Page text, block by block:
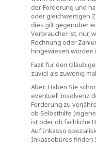
der Forderung und
oder gleichwertigen
dies gilt gegenüber
Verbraucher ist, nur,
Rechnung oder
hingewiesen worden
Fazit für den
zuviel als zuwenig
Aber: Haben Sie
eventuell Insolvenz
Forderung zu
ob Selbsthilfe
ist oder ob fachliche
Auf Inkasso
Inkassobüros finden